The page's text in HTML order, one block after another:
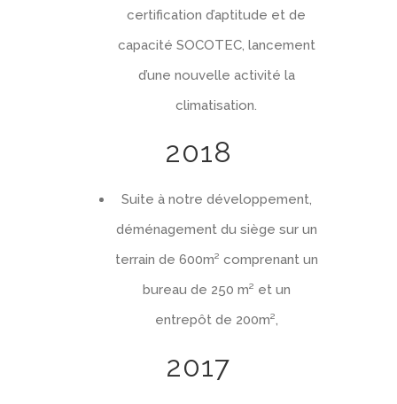
certification d’aptitude et de
capacité SOCOTEC, lancement
d’une nouvelle activité la
climatisation.
2018
Suite à notre développement,
déménagement du siège sur un
terrain de 600m² comprenant un
bureau de 250 m² et un
entrepôt de 200m²,
2017